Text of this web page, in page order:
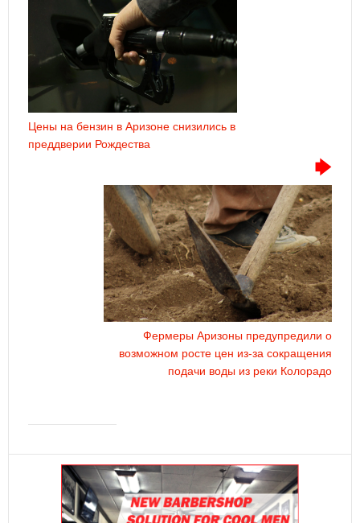
Цены на бензин в Аризоне снизились в
преддверии Рождества
Фермеры Аризоны предупредили о
возможном росте цен из-за сокращения
подачи воды из реки Колорадо